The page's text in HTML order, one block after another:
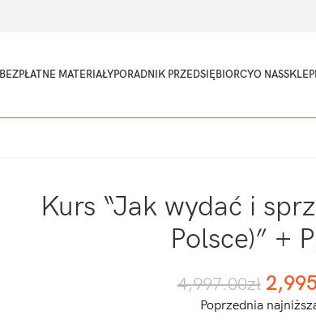
BEZPŁATNE MATERIAŁYPORADNIK PRZEDSIĘBIORCYO NASSKLEP
Kurs “Jak wydać i
Polsce)” +
4,997.00zł
Poprzednia